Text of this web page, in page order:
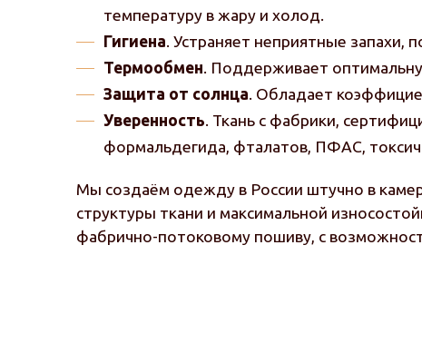
температуру в жару и холод.
Гигиена. Устраняет неприятные запахи,
Термообмен. Поддерживает
Защита от солнца. Обладает
Уверенность. Ткань с фабрики,
формальдегида, фталатов, ПФАС,
Мы создаём одежду в России штучно в
структуры ткани и максимальной
фабрично-потоковому пошиву, с